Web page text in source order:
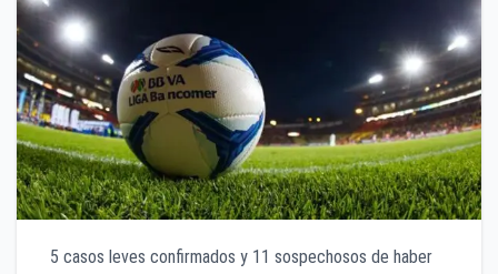
5 casos leves confirmados y 11 sospechosos de haber